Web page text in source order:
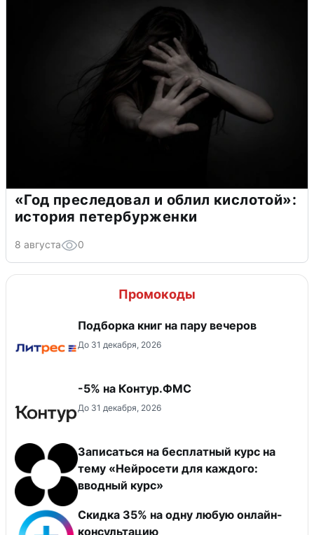
«Год преследовал и облил кислотой»:
история петербурженки
8 августа 0
Промокоды
Подборка книг на пару вечеров
До 31 декабря, 2026
-5% на Контур.ФМС
До 31 декабря, 2026
Записаться на бесплатный курс на
тему «Нейросети для каждого:
вводный курс»
Скидка 35% на одну любую онлайн-
консультацию